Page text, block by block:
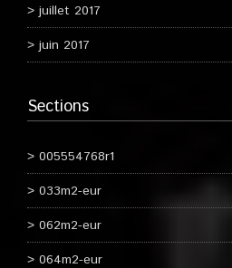
juillet 2017
juin 2017
Sections
005554768r1
033m2-eur
062m2-eur
064m2-eur